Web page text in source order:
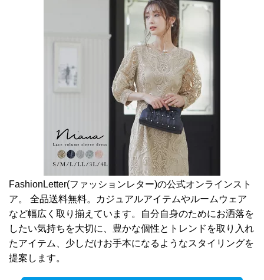
FashionLetter(ファッションレター)の公式オンラインスト
ア。 全品送料無料。カジュアルアイテムやルームウェア
など幅広く取り揃えています。自分自身のためにお洒落を
したい気持ちを大切に、豊かな個性とトレンドを取り入れ
たアイテム、少しだけお手本になるようなスタイリングを
提案します。